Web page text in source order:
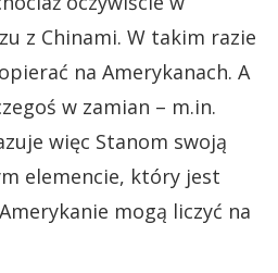
z Chinami. W takim razie
na Amerykanach. A
w zamian – m.in.
więc Stanom swoją
elemencie, który jest
mogą liczyć na